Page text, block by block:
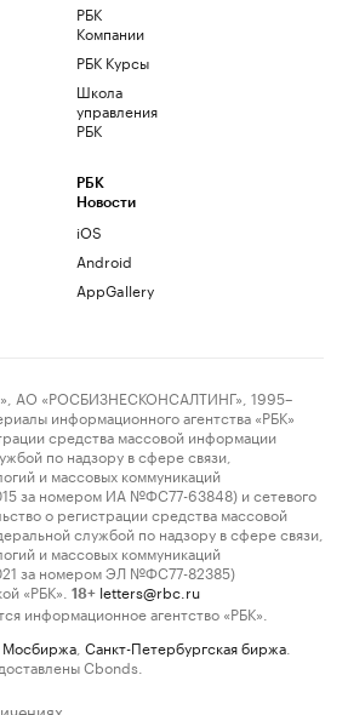
РБК
Компании
РБК Курсы
Школа
управления
РБК
РБК
Новости
iOS
Android
AppGallery
АО «РОСБИЗНЕСКОНСАЛТИНГ», 1995–
информационного агентства «РБК»
средства массовой информации
по надзору в сфере связи,
и массовых коммуникаций
за номером ИА №ФС77-63848) и сетевого
о регистрации средства массовой
службой по надзору в сфере связи,
и массовых коммуникаций
за номером ЭЛ №ФС77-82385)
«РБК».
18+ letters@rbc.ru
информационное агентство «РБК».
Мосбиржа Санкт-Петербургская биржа
Cbonds.